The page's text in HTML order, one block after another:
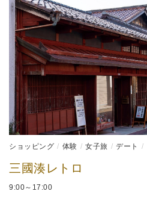
ショッピング 体験 女子旅 デート
三國湊レトロ
9:00～17:00